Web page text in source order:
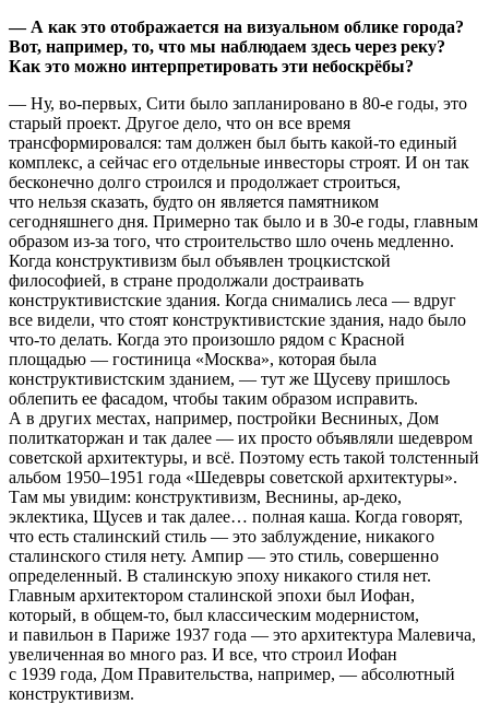
— А как это отображается на визуальном облике города?
Вот, например, то, что мы наблюдаем здесь через реку?
Как это можно интерпретировать эти небоскрёбы?
— Ну, во-первых, Сити было запланировано в 80-е годы, это
старый проект. Другое дело, что он все время
трансформировался: там должен был быть какой-то единый
комплекс, а сейчас его отдельные инвесторы строят. И он так
бесконечно долго строился и продолжает строиться,
что нельзя сказать, будто он является памятником
сегодняшнего дня. Примерно так было и в 30-е годы, главным
образом из-за того, что строительство шло очень медленно.
Когда конструктивизм был объявлен троцкистской
философией, в стране продолжали достраивать
конструктивистские здания. Когда снимались леса — вдруг
все видели, что стоят конструктивистские здания, надо было
что-то делать. Когда это произошло рядом с Красной
площадью — гостиница «Москва», которая была
конструктивистским зданием, — тут же Щусеву пришлось
облепить ее фасадом, чтобы таким образом исправить.
А в других местах, например, постройки Весниных, Дом
политкаторжан и так далее — их просто объявляли шедевром
советской архитектуры, и всё. Поэтому есть такой толстенный
альбом 1950–1951 года «Шедевры советской архитектуры».
Там мы увидим: конструктивизм, Веснины, ар-деко,
эклектика, Щусев и так далее… полная каша. Когда говорят,
что есть сталинский стиль — это заблуждение, никакого
сталинского стиля нету. Ампир — это стиль, совершенно
определенный. В сталинскую эпоху никакого стиля нет.
Главным архитектором сталинской эпохи был Иофан,
который, в общем-то, был классическим модернистом,
и павильон в Париже 1937 года — это архитектура Малевича,
увеличенная во много раз. И все, что строил Иофан
с 1939 года, Дом Правительства, например, — абсолютный
конструктивизм.